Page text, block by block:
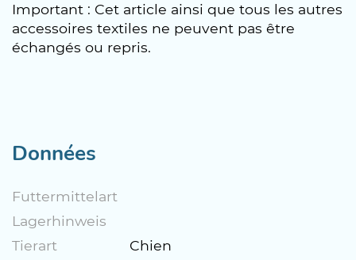
Important : Cet article ainsi que tous les autres
accessoires textiles ne peuvent pas être
échangés ou repris.
Données
Futtermittelart
Lagerhinweis
Tierart
Chien